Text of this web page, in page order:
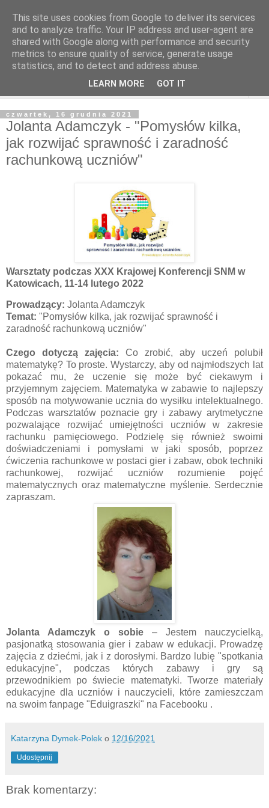
czwartek, 16 grudnia 2021
Jolanta Adamczyk - "Pomysłów kilka,
jak rozwijać sprawność i zaradność
rachunkową uczniów"
Warsztaty podczas XXX Krajowej Konferencji SNM w
Katowicach, 11-14 lutego 2022
Prowadzący: Jolanta Adamczyk
Temat: "Pomysłów kilka, jak rozwijać sprawność i
zaradność rachunkową uczniów"
Czego dotyczą zajęcia: Co zrobić, aby uczeń polubił
matematykę? To proste. Wystarczy, aby od najmłodszych lat
pokazać mu, że uczenie się może być ciekawym i
przyjemnym zajęciem. Matematyka w zabawie to najlepszy
sposób na motywowanie ucznia do wysiłku intelektualnego.
Podczas warsztatów poznacie gry i zabawy arytmetyczne
pozwalające rozwijać umiejętności uczniów w zakresie
rachunku pamięciowego. Podzielę się również swoimi
doświadczeniami i pomysłami w jaki sposób, poprzez
ćwiczenia rachunkowe w postaci gier i zabaw, obok techniki
rachunkowej, rozwijać uczniów rozumienie pojęć
matematycznych oraz matematyczne myślenie. Serdecznie
zapraszam.
Jolanta Adamczyk o sobie – Jestem nauczycielką,
pasjonatką stosowania gier i zabaw w edukacji. Prowadzę
zajęcia z dziećmi, jak i z dorosłymi. Bardzo lubię "spotkania
edukacyjne", podczas których zabawy i gry są
przewodnikiem po świecie matematyki. Tworze materiały
edukacyjne dla uczniów i nauczycieli, które zamieszczam
na swoim fanpage "Eduigraszki" na Facebooku .
Katarzyna Dymek-Polek o 12/16/2021
Udostępnij
Brak komentarzy:
This site uses cookies from Google to deliver its services
and to analyze traffic. Your IP address and user-agent are
shared with Google along with performance and security
metrics to ensure quality of service, generate usage
statistics, and to detect and address abuse.
LEARN MORE GOT IT